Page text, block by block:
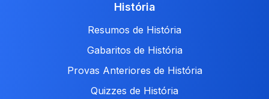
História
Resumos de História
Gabaritos de História
Provas Anteriores de História
Quizzes de História